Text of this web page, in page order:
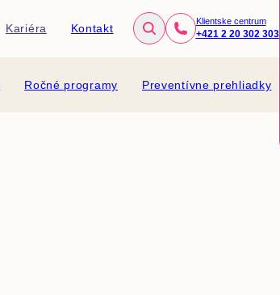
Kariéra Kontakt
Klientske centrum
+421 2 20 302 303
Ročné programy Preventívne prehliadky